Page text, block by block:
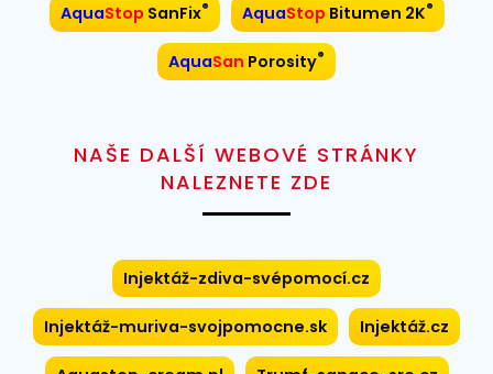
AquaStop SanFix® AquaStop Bitumen 2K®
AquaSan Porosity®
NAŠE DALŠÍ WEBOVÉ STRÁNKY
NALEZNETE ZDE
Injektáž-zdiva-svépomocí.cz
Injektáž-muriva-svojpomocne.sk Injektáž.cz